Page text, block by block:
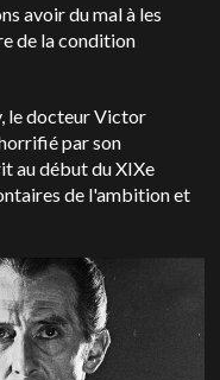
avoir du mal à les
de la condition
le docteur Victor
par son
au début du XIXe
de l'ambition et